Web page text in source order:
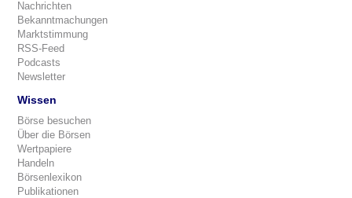
Nachrichten
Bekanntmachungen
Marktstimmung
RSS-Feed
Podcasts
Newsletter
Wissen
Börse besuchen
Über die Börsen
Wertpapiere
Handeln
Börsenlexikon
Publikationen